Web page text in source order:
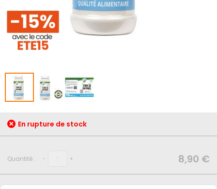
au
début
la
d’images
En rupture de stock
Quantité : - + 8,90 €